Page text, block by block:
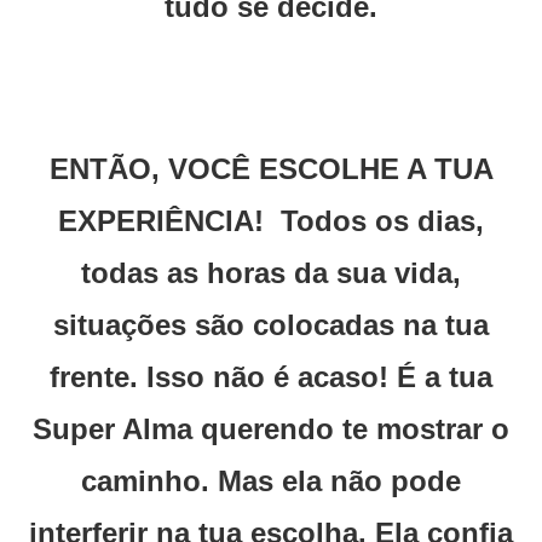
tudo se decide.
ENTÃO, VOCÊ ESCOLHE A TUA
EXPERIÊNCIA! Todos os dias,
todas as horas da sua vida,
situações são colocadas na tua
frente. Isso não é acaso! É a tua
Super Alma querendo te mostrar o
caminho. Mas ela não pode
interferir na tua escolha. Ela confia